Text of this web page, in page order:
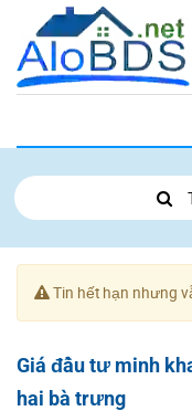
Tin hết hạn nhưng
Giá đầu tư minh
hai bà trưng